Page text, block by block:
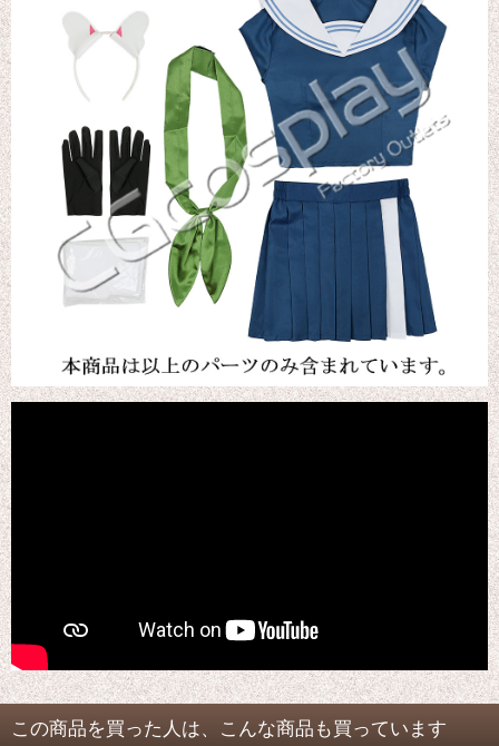
この商品を買った人は、こんな商品も買っています